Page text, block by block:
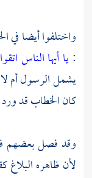
واختلفوا أيضا في
:يا أيها الناس
يشمل الرسول أم
كان الخطاب قد ورد
وقد فصل بعضهم
لأن ظاهره البلاغ